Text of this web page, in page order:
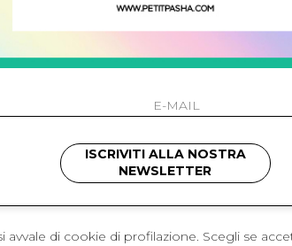
ISCRIVITI ALLA NOSTRA
NEWSLETTER
di cookie di profilazione. Scegli se